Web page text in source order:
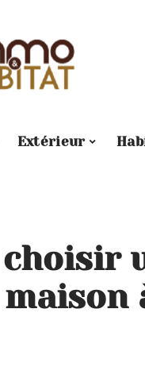
Extérieur